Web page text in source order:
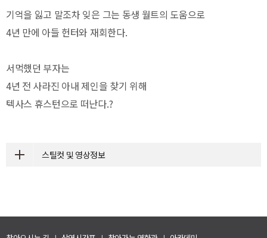
기억을 잃고 말조차 잊은 그는 동생 월트의 도움으로
4년 만에 아들 헌터와 재회한다.
서먹했던 부자는
4년 전 사라진 아내 제인을 찾기 위해
텍사스 휴스턴으로 떠난다.?
스틸컷 및 영상정보